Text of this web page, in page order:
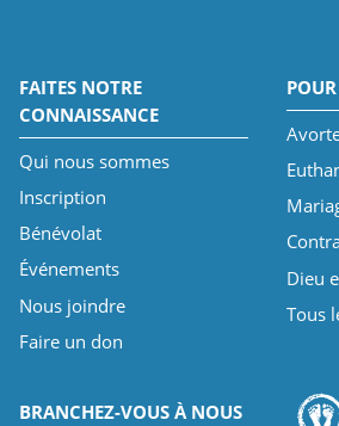
FAITES NOTRE
CONNAISSANCE
Qui nous sommes
Inscription
Bénévolat
Événements
Nous joindre
Faire un don
Dieu
Tous
BRANCHEZ-VOUS À NOUS